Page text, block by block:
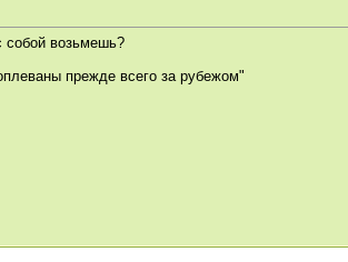
собой возьмешь?
прежде всего за рубежом"